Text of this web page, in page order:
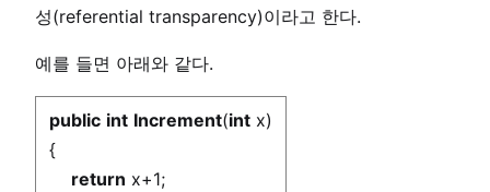
성(referential transparency)이라고 한다.
예를 들면 아래와 같다.
public int Increment(int x)
{
return x+1;